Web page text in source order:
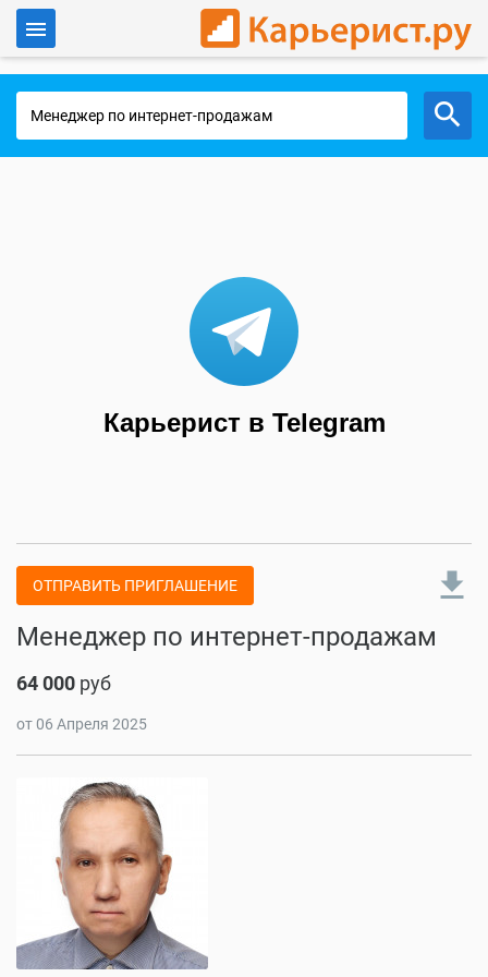
Работа в Москве
Карьерист в Telegram
ОТПРАВИТЬ ПРИГЛАШЕНИЕ file_download
Менеджер по интернет-продажам
64 000 руб
от 06 Апреля 2025